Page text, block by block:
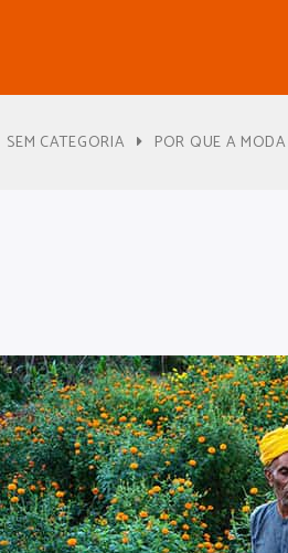
SEM CATEGORIA POR QUE A